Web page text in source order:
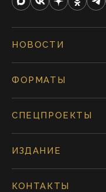
НОВОСТИ
ФОРМАТЫ
СПЕЦПРОЕКТЫ
ИЗДАНИЕ
КОНТАКТЫ